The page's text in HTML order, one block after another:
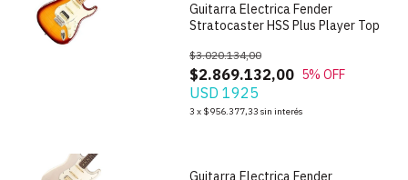
Guitarra Electrica Fender
Stratocaster HSS Plus Player Top
$2.869.132,00
$3.020.134,00
5% OFF
USD 1925
3 x $956.377,33 sin interés
Guitarra Electrica Fender